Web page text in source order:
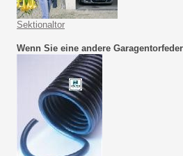
Sektionaltor
Wenn Sie eine andere